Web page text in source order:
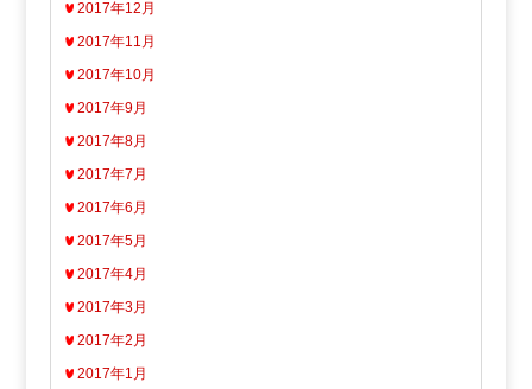
2017年12月
2017年11月
2017年10月
2017年9月
2017年8月
2017年7月
2017年6月
2017年5月
2017年4月
2017年3月
2017年2月
2017年1月